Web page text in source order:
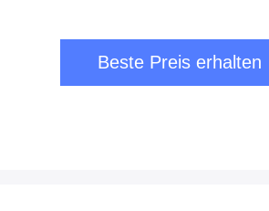
Beste Preis erhalten